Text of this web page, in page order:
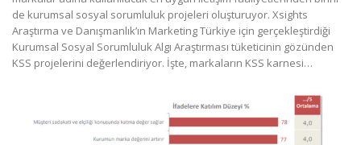
de kurumsal sosyal sorumluluk projeleri oluşturuyor. Xsights
Araştırma ve Danışmanlık’ın Marketing Türkiye için gerçekleştirdiği
Kurumsal Sosyal Sorumluluk Algı Araştırması tüketicinin gözünden
KSS projelerini değerlendiriyor. İşte, markaların KSS karnesi…